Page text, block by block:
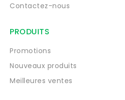
Contactez-nous
PRODUITS
Promotions
Nouveaux produits
Meilleures ventes